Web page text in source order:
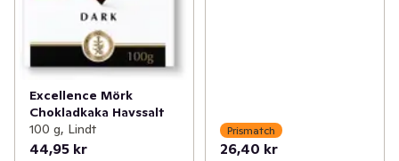
Excellence Mörk
Chokladkaka Havssalt
100 g, Lindt
44,95 kr
Prismatch
26,40 kr